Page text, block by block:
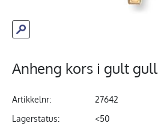
Anheng kors i gult gull
Artikkelnr:
27642
Lagerstatus:
<50